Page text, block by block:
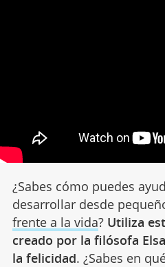
¿Sabes cómo puedes
desarrollar desde
frente a la vida? Utiliza
creado por la filósofa
la felicidad. ¿Sabes en